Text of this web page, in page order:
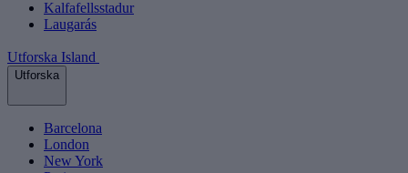
Kalfafellsstadur
Laugarás
Utforska Island
Utforska
Barcelona
London
New York